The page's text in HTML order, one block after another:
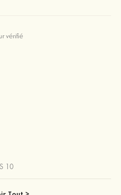
vérifié
10